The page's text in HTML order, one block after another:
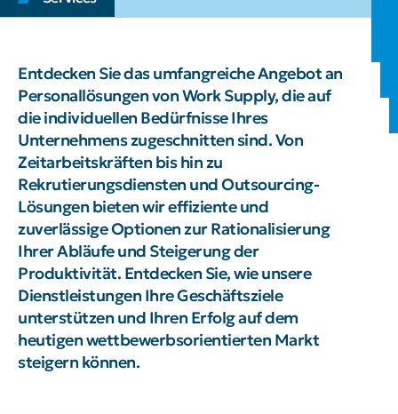
Entdecken Sie das umfangreiche Angebot an
Personallösungen von Work Supply, die auf
die individuellen Bedürfnisse Ihres
Unternehmens zugeschnitten sind. Von
Zeitarbeitskräften bis hin zu
Rekrutierungsdiensten und Outsourcing-
Lösungen bieten wir effiziente und
zuverlässige Optionen zur Rationalisierung
Ihrer Abläufe und Steigerung der
Produktivität. Entdecken Sie, wie unsere
Dienstleistungen Ihre Geschäftsziele
unterstützen und Ihren Erfolg auf dem
heutigen wettbewerbsorientierten Markt
steigern können.